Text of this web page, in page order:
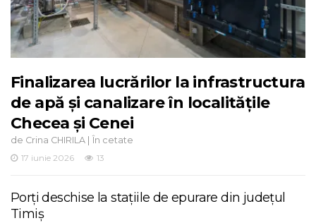
Finalizarea lucrărilor la infrastructura
de apă și canalizare în localitățile
Checea și Cenei
de Crina CHIRILA | În cetate
17 iunie 2026
13
Porți deschise la stațiile de epurare din județul
Timiș